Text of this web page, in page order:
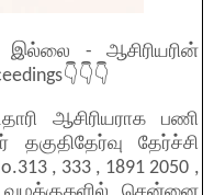
இல்லை - ஆசிரியரின்
ஆசிரியராக பணி
தேர்ச்சி
, 333 , 1891 2050 ,